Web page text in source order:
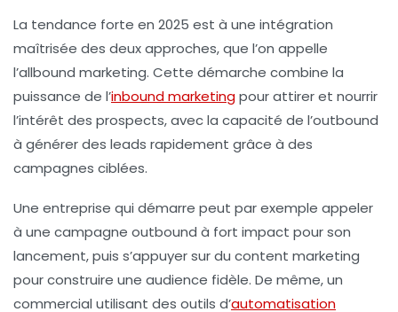
La tendance forte en 2025 est à une intégration
maîtrisée des deux approches, que l’on appelle
l’allbound marketing. Cette démarche combine la
puissance de l’inbound marketingpour attirer et nourrir
l’intérêt des prospects, avec la capacité de l’outbound
à générer des leads rapidement grâce à des
campagnes ciblées.
Une entreprise qui démarre peut par exemple appeler
à une campagne outbound à fort impact pour son
lancement, puis s’appuyer sur du content marketing
pour construire une audience fidèle. De même, un
commercial utilisant des outils d’automatisation